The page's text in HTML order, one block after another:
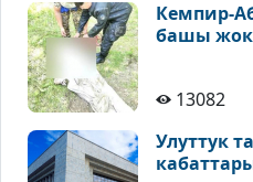
Кемпир-
башы жок
13082
Улуттук